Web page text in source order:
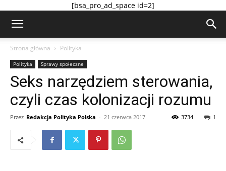
[bsa_pro_ad_space id=2]
Strona główna Polityka
Polityka Sprawy społeczne
Seks narzędziem sterowania,
czyli czas kolonizacji rozumu
Przez Redakcja Polityka Polska - 21 czerwca 2017 1
3734